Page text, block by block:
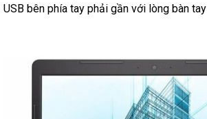
USB bên phía tay phải gần với lòng bàn tay